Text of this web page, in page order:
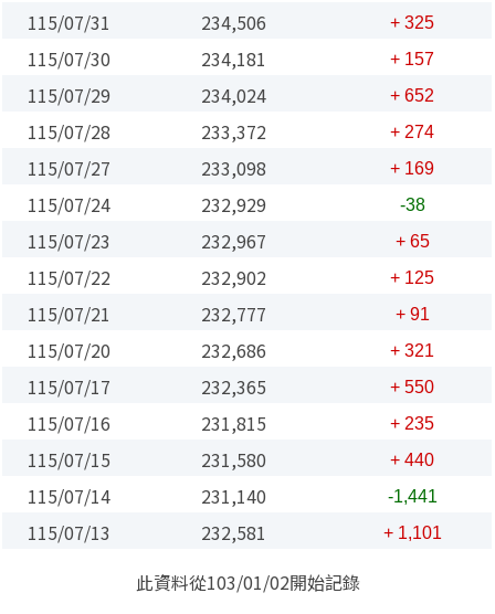
115/07/31 234,506 + 325
115/07/30 234,181 + 157
115/07/29 234,024 + 652
115/07/28 233,372 + 274
115/07/27 233,098 + 169
115/07/24 232,929 -38
115/07/23 232,967 + 65
115/07/22 232,902 + 125
115/07/21 232,777 + 91
115/07/20 232,686 + 321
115/07/17 232,365 + 550
115/07/16 231,815 + 235
115/07/15 231,580 + 440
115/07/14 231,140 -1,441
115/07/13 232,581 + 1,101
此資料從103/01/02開始記錄